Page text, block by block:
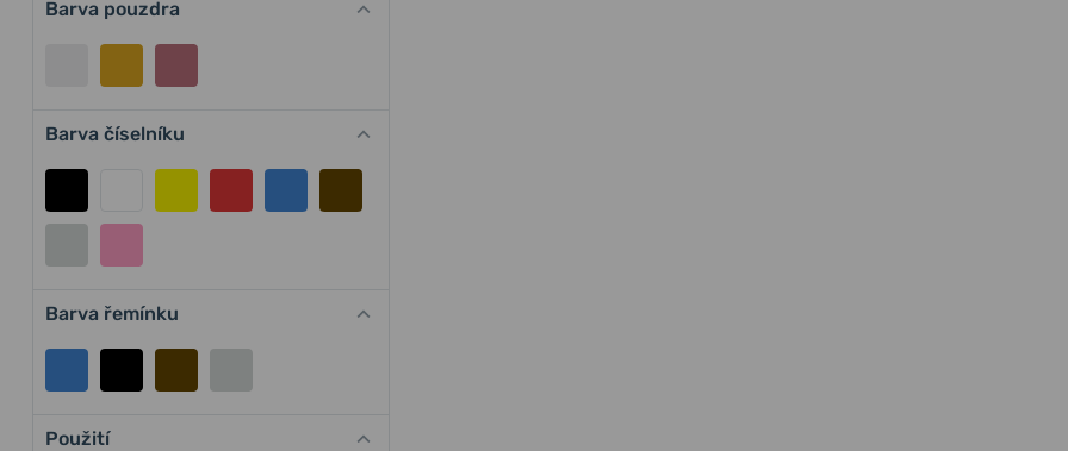
Barva pouzdra
Barva číselníku
Barva řemínku
Použití